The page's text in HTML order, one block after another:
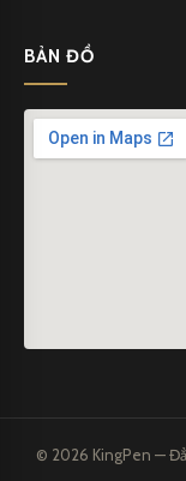
BẢN ĐỒ
© 2026 KingPen —